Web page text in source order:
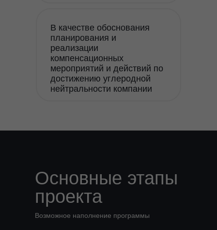
В качестве обоснования
планирования и
реализации
компенсационных
мероприятий и действий по
достижению углеродной
нейтральности компании
Основные этапы
проекта
Возможное наполнение программы